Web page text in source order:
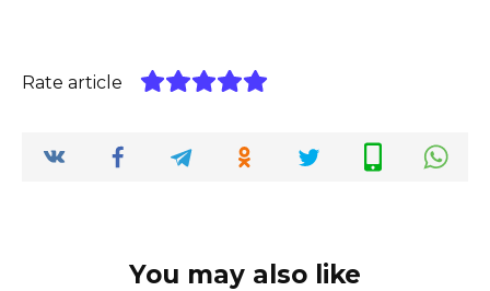
Rate article
You may also like